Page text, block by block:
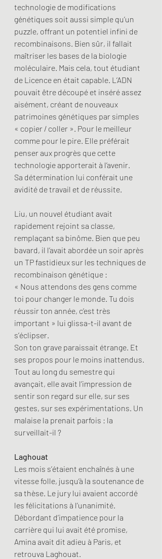
technologie de modifications
génétiques soit aussi simple qu’un
puzzle, offrant un potentiel infini de
recombinaisons. Bien sûr, il fallait
maîtriser les bases de la biologie
moléculaire. Mais cela, tout étudiant
de Licence en était capable. L’ADN
pouvait être découpé et inséré assez
aisément, créant de nouveaux
patrimoines génétiques par simples
« copier / coller ». Pour le meilleur
comme pour le pire. Elle préférait
penser aux progrès que cette
technologie apporterait à l’avenir.
Sa détermination lui conférait une
avidité de travail et de réussite.
Liu, un nouvel étudiant avait
rapidement rejoint sa classe,
remplaçant sa binôme. Bien que peu
bavard, il l’avait abordée un soir après
un TP fastidieux sur les techniques de
recombinaison génétique :
« Nous attendons des gens comme
toi pour changer le monde. Tu dois
réussir ton année, c’est très
important » lui glissa-t-il avant de
s’éclipser.
Son ton grave paraissait étrange. Et
ses propos pour le moins inattendus.
Tout au long du semestre qui
avançait, elle avait l’impression de
sentir son regard sur elle, sur ses
gestes, sur ses expérimentations. Un
malaise la prenait parfois : la
surveillait-il ?
Laghouat
Les mois s’étaient enchaînés à une
vitesse folle, jusqu’à la soutenance de
sa thèse. Le jury lui avaient accordé
les félicitations à l’unanimité.
Débordant d’impatience pour la
carrière qui lui avait été promise,
Amina avait dit adieu à Paris, et
retrouva Laghouat.